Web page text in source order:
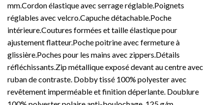
mm.Cordon élastique avec serrage réglable.Poignets
réglables avec velcro.Capuche détachable.Poche
intérieure.Coutures formées et taille élastique pour
ajustement flatteur.Poche poitrine avec fermeture à
glissière.Poches pour les mains avec zippers.Détails
réfléchissants.Zip métallique exposé devant au centre avec
ruban de contraste. Dobby tissé 100% polyester avec
revêtement imperméable et finition déperlante. Doublure